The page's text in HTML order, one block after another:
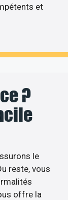
et
?
le
reste, vous
offre la